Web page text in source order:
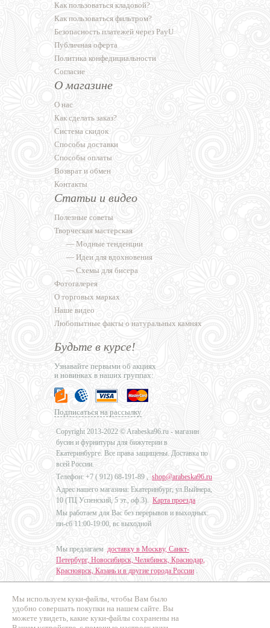
Мы используем куки-файлы, чтобы Вам было
удобно совершать покупки на нашем сайте. Вы
можете увидеть, какие куки-файлы сохранены на
Как пользоваться кладовой?
Как пользоваться фильтром?
Безопасность платежей через PayU
Публичная оферта
Политика конфедициальности
Согласие
О магазине
О нас
Как сделать заказ?
Система скидок
Способы доставки
Способы оплаты
Возврат и обмен
Контакты
Статьи и видео
Полезные советы
Творческая мастерская
— Модные тенденции
— Идеи для вдохновения
— Схемы для бисера
Фотогалерея
О торговых марках
Наше видео
Любопытные факты о натуральных камнях
Будьте в курсе!
Узнавайте первыми об акциях
и новинках в наших группах:
Подписаться на рассылку
Copyright 2013-2022 © Arabeska96.ru - магазин
бусин и фурнитуры для бижутерии в
Екатеринбурге. Все права защищены. Доставка по
всей России.
Телефон: +7 ( 912) 68-191-89 , shop@arabeska96.ru
Адрес нашего магазина: Екатеринбург, ул.Выйнера,
10 (ТЦ Успенский, 5 эт., оф.3). Карта проезда
Мы работаем для Вас без перерывов и выходных:
пн-сб 11:00-19:00, вс выходной
Мы предлагаем доставку в Москву, Санкт-
Петербург, Новосибирск, Челябинск, Краснодар,
Красноярск, Казань и в другие города России .
Дизайн - Наталья Мальцева
Продвижение сайтов